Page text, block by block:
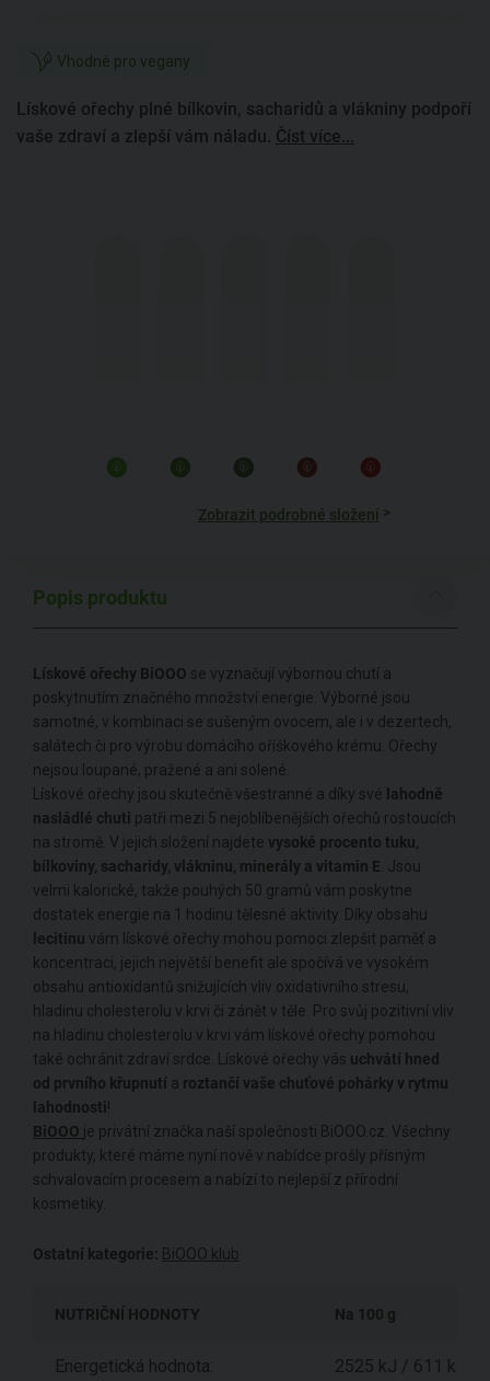
Vhodné pro vegany
Lískové ořechy plné bílkovin, sacharidů a vlákniny podpoří
vaše zdraví a zlepší vám náladu. Číst více...
Zobrazit podrobné složení >
Popis produktu
Lískové ořechy BiOOO se vyznačují výbornou chutí a
poskytnutím značného množství energie. Výborné jsou
samotné, v kombinaci se sušeným ovocem, ale i v dezertech,
salátech či pro výrobu domácího oříškového krému. Ořechy
nejsou loupané, pražené a ani solené.
Lískové ořechy jsou skutečně všestranné a díky své lahodně
nasládlé chuti patři mezi 5 nejoblíbenějších ořechů rostoucích
na stromě. V jejich složení najdete vysoké procento tuku,
bílkoviny, sacharidy, vlákninu, minerály a vitamin E . Jsou
velmi kalorické, takže pouhých 50 gramů vám poskytne
dostatek energie na 1 hodinu tělesné aktivity. Díky obsahu
lecitinu vám lískové ořechy mohou pomoci zlepšit paměť a
koncentraci, jejich největší benefit ale spočívá ve vysokém
obsahu antioxidantů snižujících vliv oxidativního stresu,
hladinu cholesterolu v krvi či zánět v těle. Pro svůj pozitivní vliv
na hladinu cholesterolu v krvi vám lískové ořechy pomohou
také ochránit zdraví srdce. Lískové ořechy vás uchvátí hned
od prvního křupnutí a roztančí vaše chuťové pohárky v rytmu
lahodnosti!
BiOOO je privátní značka naší společnosti BiOOO.cz. Všechny
produkty, které máme nyní nově v nabídce prošly přísným
schvalovacím procesem a nabízí to nejlepší z přírodní
kosmetiky.
Ostatní kategorie: BiOOO klub
NUTRIČNÍ HODNOTY Na 100 g
Energetická hodnota: 2525 kJ / 611 kcal